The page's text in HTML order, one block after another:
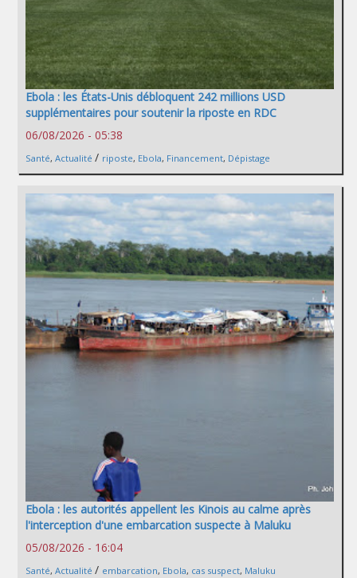
Ebola : les États-Unis débloquent 242 millions USD
supplémentaires pour soutenir la riposte en RDC
06/08/2026 - 05:38
Santé, Actualité / riposte, Ebola, Financement, Dépistage
Ebola : les autorités appellent les Kinois au calme après
l'interception d'une embarcation suspecte à Maluku
05/08/2026 - 16:04
Santé, Actualité / embarcation, Ebola, cas suspect, Maluku